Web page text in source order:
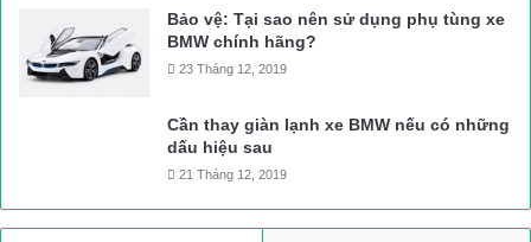
Bảo vệ: Tại sao nên sử dụng phụ tùng xe
BMW chính hãng?
23 Tháng 12, 2019
Cần thay giàn lạnh xe BMW nếu có những
dấu hiệu sau
21 Tháng 12, 2019